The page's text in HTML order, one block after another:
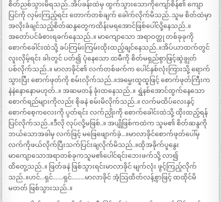
စိတ်ညစ်သွားမိရသည်..အိပ်ခန်းထဲမှ ထွက်သွားသောကိုကျော်စိန်၏ ကျော
ပြင်ကို လှမ်းကြည့်ရင်း တောက်တစ်ချက် ခေါက်လိုက်မိသည်..သူမ စိတ်ထဲမှာ
အလိုးခံချင်သည့်စိတ်ဆန္ဒတွေကထိန်းမရအောင်ဖြစ်ပေါ်လို့နေသည်..။
အတော်ပင်ခံစားရခက်နေသည်..။ မာကျောသော အရာဝတ္ထု တစ်ခုခုကို
စောက်ခေါင်းထဲသို့ ခပ်ကြမ်းကြမ်းထိုးထည့်ချင်နေသည်..။အိပ်ယာထက်တွင်
လူးလှိမ့်ရင်း ခါးတွင် ပတ်၍ ပုံနေသော ထမီကို စိတ်မရှည်စွာဖြင့်ဆွဲချွတ်
ပစ်လိုက်သည်..။ မာလာခိုင်၏ လက်တစ်ဖက်က ပေါင်နှစ်လုံးကြားသို့ ရောက်
သွားပြီး စောက်ဖုတ်ကို စမ်းလိုက်သည်..။အမွှေးထူထူဖြင့် စောက်ဖုတ်ကြီးက
နဲနဲနောနောမဟုတ်..။ အဆမတန် ခုံးထနေသည်..။ ရွှဲနစ်အောင်ထွက်နေသော
စောက်ရည်များကိုလည်း စိုခနဲ စမ်းမိလိုက်သည်..။ လက်မထိပ်လေးနှင့်
စောက်စေ့ကလေးကို ပွတ်ရင်း လက်ညှိုးကို စောက်ခေါင်းထဲသို့ ထိုးထည့်ရန်
ပြင်လိုက်သည်..။ဒီလို လုပ်လို့မဖြစ်..။ အပျိုဖြစ်ကထဲက သူမ၏ စိတ်ဆန္ဒကို
ဘယ်သောအခါမှ လက်ဖြင့် မဖြေဖျောက်ခဲ့…။မာလာခိုင်စောက်ဖုတ်ပေါ်မှ
လက်ကိုဖယ်လိုက်ပြီးသက်ပြင်းချလိုက်မိသည်..။ထိုအခိုက်ပူနွေး
မာကျောသောအရာတစ်ခုကသူမ၏ပေါင်ရင်းဘေးဖက်သို့ လာ၍
ထိတွေ့သည်..။ ဖြတ်ခနဲ ဖြစ်သွားရင်းမာလာခိုင် မျက်လုံး ဖွင့်ကြည့်လိုက်
သည်..။ဟင်…ရှင်…….ရှင်………မာလာခိုင် အံ့သြထိတ်လန့်စွာဖြင့် ထထိုင်မိ
မတတ် ဖြစ်သွားသည်..။